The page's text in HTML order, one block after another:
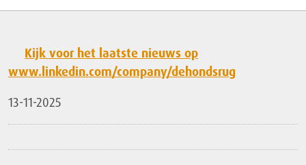
Kijk voor het laatste nieuws op
www.linkedin.com/company/dehondsrug
13-11-2025